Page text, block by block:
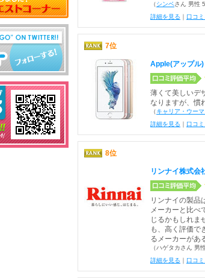
（シンベさん 男性
詳細を見る ｜ 口コ
7位
Apple(アップル
薄くて美しいデ
なりますが、慣
（キャリア・ウーマ
詳細を見る ｜ 口コ
8位
リンナイ株式会
リンナイの製品
メーカーと比べ
じるかもしれま
も、高く評価で
るメーカーがあ
（ハゲタカさん 男
詳細を見る ｜ 口コ